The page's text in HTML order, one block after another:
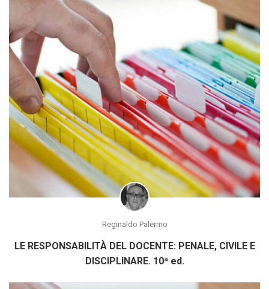
Reginaldo Palermo
LE RESPONSABILITÀ DEL DOCENTE: PENALE, CIVILE E
DISCIPLINARE. 10ª ed.